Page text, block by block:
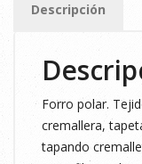
Descripción
Forro polar.
cremallera,
tapando